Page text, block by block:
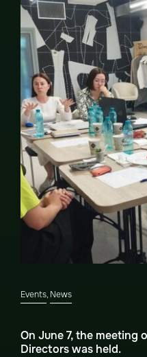
Events, News
On June 7, the meeting
Directors was held.